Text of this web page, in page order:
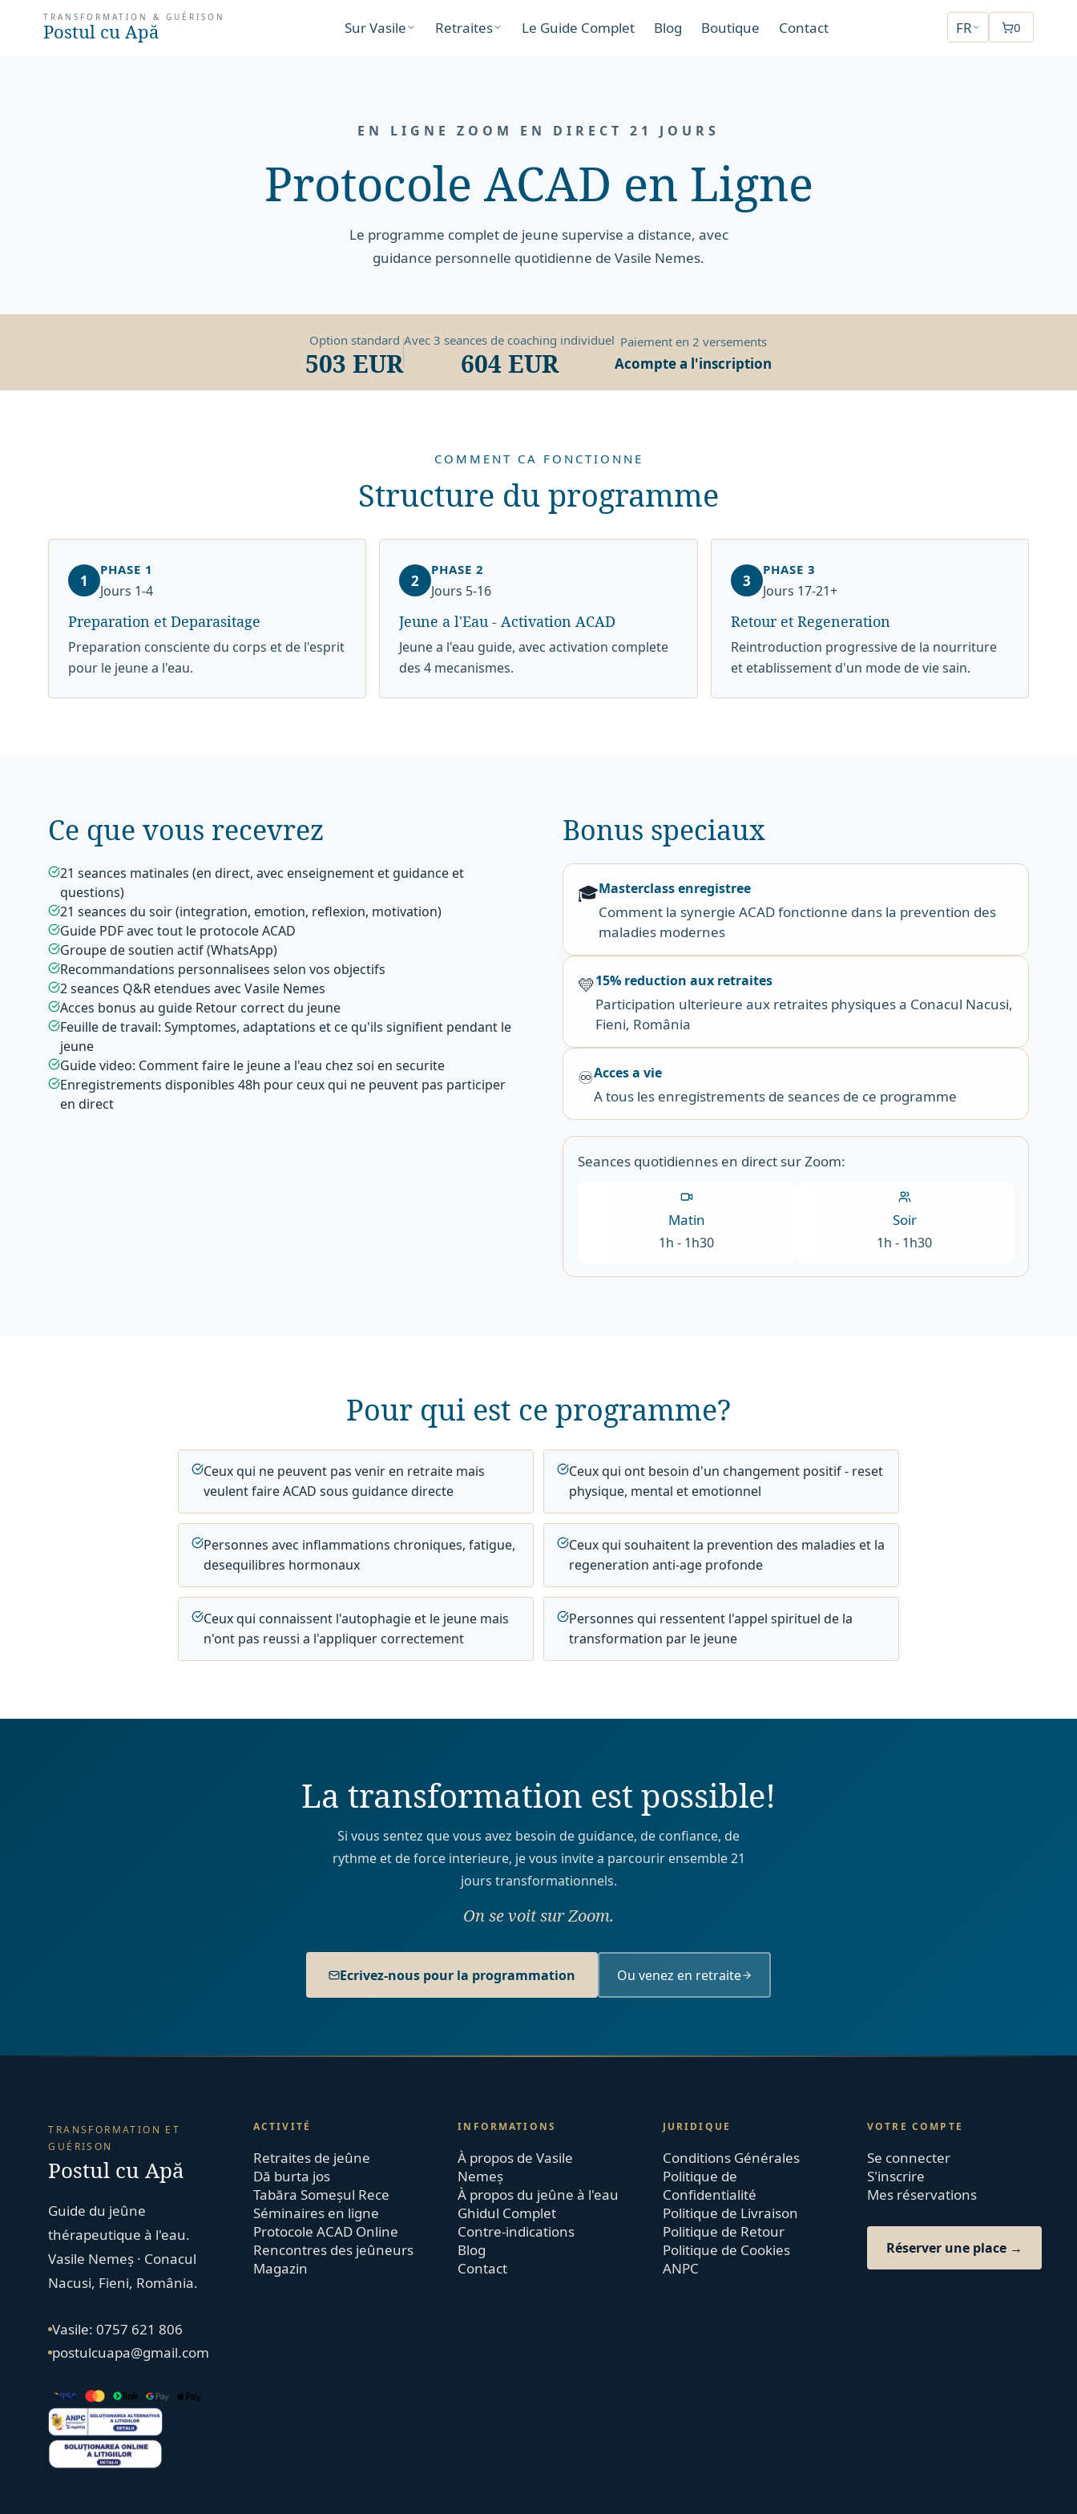
TRANSFORMATION & GUÉRISON
Postul cu Apă Sur Vasile Retraites Le Guide Complet Blog Boutique Contact FR 0
EN LIGNE ZOOM EN DIRECT 21 JOURS
Protocole ACAD en Ligne
Le programme complet de jeune supervise a distance, avec
guidance personnelle quotidienne de Vasile Nemes.
Option standard
503 EUR
Avec 3 seances de coaching individuel
604 EUR
Paiement en 2 versements
Acompte a l'inscription
COMMENT CA FONCTIONNE
Structure du programme
1
PHASE 1
Jours 1-4
Preparation et Deparasitage
Preparation consciente du corps et de l'esprit
pour le jeune a l'eau.
2
PHASE 2
Jours 5-16
Jeune a l'Eau - Activation ACAD
Jeune a l'eau guide, avec activation complete
des 4 mecanismes.
3
PHASE 3
Jours 17-21+
Retour et Regeneration
Reintroduction progressive de la nourriture
et etablissement d'un mode de vie sain.
Ce que vous recevrez
21 seances matinales (en direct, avec enseignement et guidance et
questions)
21 seances du soir (integration, emotion, reflexion, motivation)
Guide PDF avec tout le protocole ACAD
Groupe de soutien actif (WhatsApp)
Recommandations personnalisees selon vos objectifs
2 seances Q&R etendues avec Vasile Nemes
Acces bonus au guide Retour correct du jeune
Feuille de travail: Symptomes, adaptations et ce qu'ils signifient pendant le
jeune
Guide video: Comment faire le jeune a l'eau chez soi en securite
Enregistrements disponibles 48h pour ceux qui ne peuvent pas participer
en direct
Bonus speciaux
🎓Masterclass enregistree
Comment la synergie ACAD fonctionne dans la prevention des
maladies modernes
💛15% reduction aux retraites
Participation ulterieure aux retraites physiques a Conacul Nacusi,
Fieni, România
♾️Acces a vie
A tous les enregistrements de seances de ce programme
Seances quotidiennes en direct sur Zoom:
Matin
1h - 1h30
Soir
1h - 1h30
Pour qui est ce programme?
Ceux qui ne peuvent pas venir en retraite mais
veulent faire ACAD sous guidance directe
Ceux qui ont besoin d'un changement positif - reset
physique, mental et emotionnel
Personnes avec inflammations chroniques, fatigue,
desequilibres hormonaux
Ceux qui souhaitent la prevention des maladies et la
regeneration anti-age profonde
Ceux qui connaissent l'autophagie et le jeune mais
n'ont pas reussi a l'appliquer correctement
Personnes qui ressentent l'appel spirituel de la
transformation par le jeune
La transformation est possible!
Si vous sentez que vous avez besoin de guidance, de confiance, de
rythme et de force interieure, je vous invite a parcourir ensemble 21
jours transformationnels.
On se voit sur Zoom.
Ecrivez-nous pour la programmation Ou venez en retraite
TRANSFORMATION ET
GUÉRISON
Postul cu Apă
Guide du jeûne
thérapeutique à l'eau.
Vasile Nemeș · Conacul
Nacusi, Fieni, România.
Vasile: 0757 621 806
postulcuapa@gmail.com
ACTIVITÉ
Retraites de jeûne
Dă burta jos
Tabăra Someșul Rece
Séminaires en ligne
Protocole ACAD Online
Rencontres des jeûneurs
Magazin
INFORMATIONS
À propos de Vasile
Nemeș
À propos du jeûne à l'eau
Ghidul Complet
Contre-indications
Blog
Contact
JURIDIQUE
Conditions Générales
Politique de
Confidentialité
Politique de Livraison
Politique de Retour
Politique de Cookies
ANPC
VOTRE COMPTE
Se connecter
S'inscrire
Mes réservations
Réserver une place →